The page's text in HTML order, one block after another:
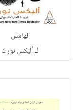
الهامس
لـأليكس نورث